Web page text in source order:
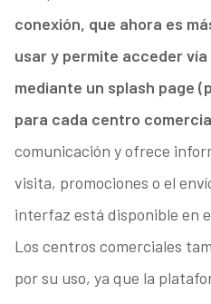
conexión, que ahora es
usar y permite acceder
mediante un splash page
para cada centro
comunicación y ofrece
visita, promociones o el
interfaz está disponible en
Los centros comerciales
por su uso, ya que la